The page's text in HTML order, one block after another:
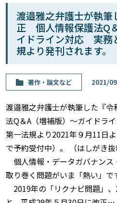
渡邉雅之弁護士が執
正 個人情報保護法Q
イドライン対応 実務
規より発刊されます。
著作・論⽂など 2021/
渡邉雅之弁護士が執筆した『
法Q＆A（増補版）〜ガイドラ
第一法規より2021年９月11日
で予約受付中）。 （はしがき抜
個人情報・データガバナンス
取り巻く問題がいま「熱い」で
2019年の「リクナビ問題」、